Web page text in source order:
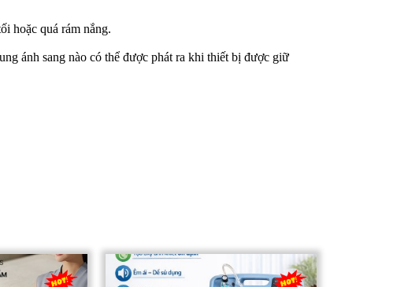
hoặc quá rám nắng.
ánh sang nào có thể được phát ra khi thiết bị được giữ